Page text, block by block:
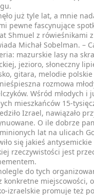
już tyle lat, a mnie
pewne fascynujące
Shmuel z rówieśnikami z
Michał Sobelman. –
mazurskie lasy na
jezioro, słoneczny
gitara, melodie
rozmowa
Wśród młodych i
mieszkańców 15-
Izrael, nawiązało
O ile dobrze
lat na ulicach
się jakieś
rzeczywistości jest
do tych
konkretne miejscowości,
izraelskie promuje też